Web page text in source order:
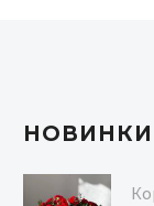
НОВИНКИ